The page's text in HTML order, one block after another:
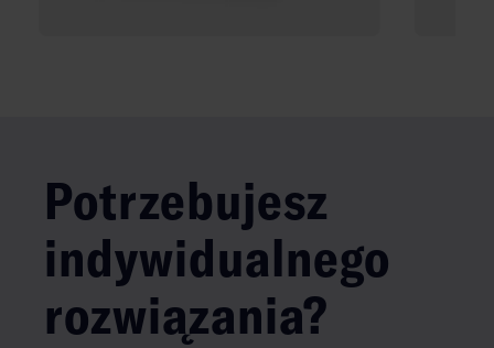
Potrzebujesz
indywidualnego
rozwiązania?